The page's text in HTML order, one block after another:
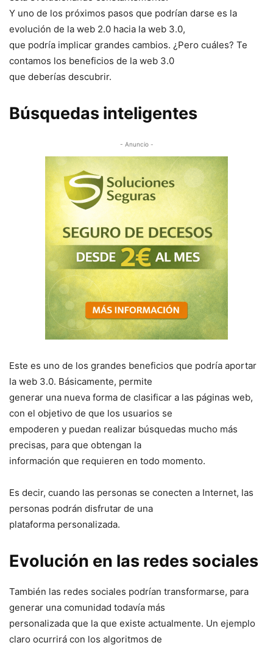
Y uno de los próximos pasos que podrían darse es la
evolución de la web 2.0 hacia la web 3.0,
que podría implicar grandes cambios. ¿Pero cuáles? Te
contamos los beneficios de la web 3.0
que deberías descubrir.
Búsquedas inteligentes
- Anuncio -
Este es uno de los grandes beneficios que podría aportar
la web 3.0. Básicamente, permite
generar una nueva forma de clasificar a las páginas web,
con el objetivo de que los usuarios se
empoderen y puedan realizar búsquedas mucho más
precisas, para que obtengan la
información que requieren en todo momento.
Es decir, cuando las personas se conecten a Internet, las
personas podrán disfrutar de una
plataforma personalizada.
Evolución en las redes sociales
También las redes sociales podrían transformarse, para
generar una comunidad todavía más
personalizada que la que existe actualmente. Un ejemplo
claro ocurrirá con los algoritmos de